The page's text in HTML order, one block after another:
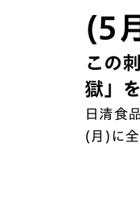
(5
この
獄」
日清食
(月)に